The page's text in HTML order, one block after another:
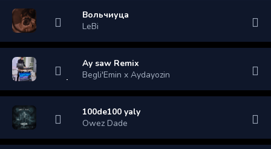
Вольчиуца
LeBi
Ay saw Remix
Begli'Emin x Aydayozin
100de100 yaly
Owez Dade